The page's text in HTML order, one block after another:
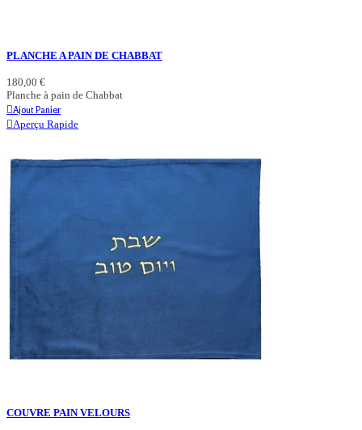
PLANCHE A PAIN DE CHABBAT
180,00 €
Planche à pain de Chabbat
Ajout Panier
Aperçu Rapide
COUVRE PAIN VELOURS